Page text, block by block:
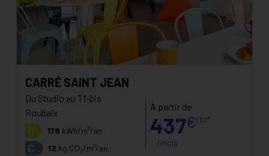
CARRÉ SAINT JEAN
Du Studio au T1-bis
Roubaix
D 178 kWh/m²/an
C 12 kg CO₂/m²/an
À partir de
437€ttc*
/mois